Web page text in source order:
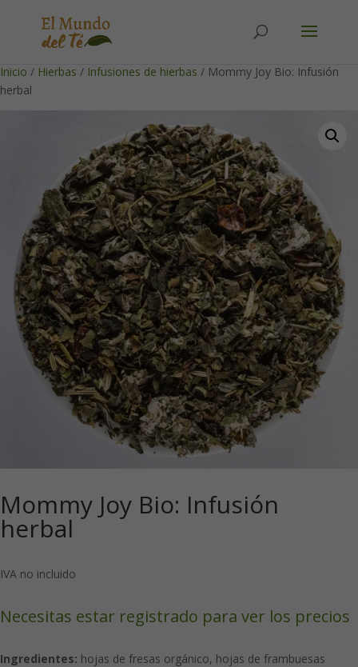
Inicio / Hierbas / Infusiones de hierbas / Mommy Joy Bio: Infusión
herbal
Mommy Joy Bio: Infusión
herbal
IVA no incluido
Necesitas estar registrado para ver los precios
Ingredientes: hojas de fresas orgánico, hojas de frambuesas